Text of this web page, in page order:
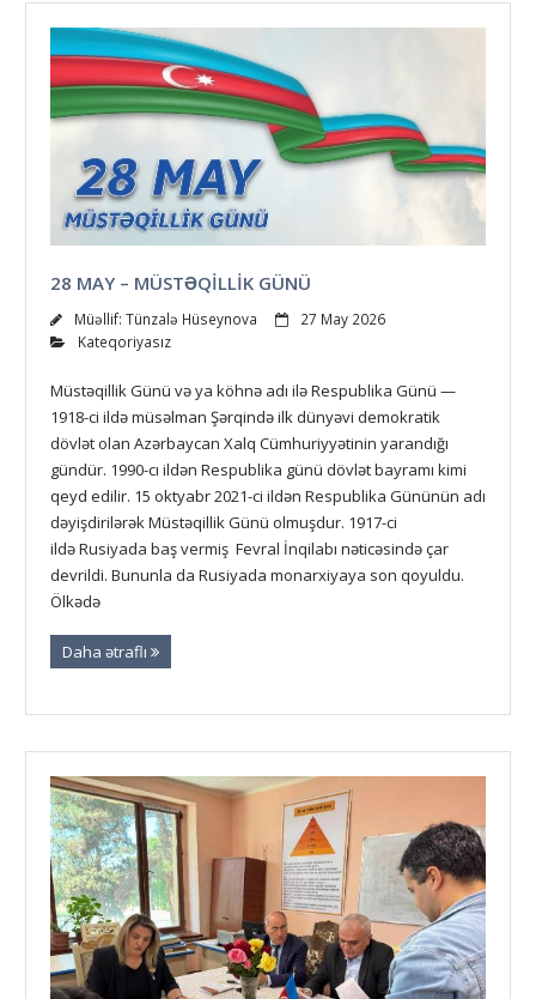
28 MAY – MÜSTƏQILLIK GÜNÜ
Müəllif: Tünzalə Hüseynova
27 May 2026
Kateqoriyasız
Müstəqillik Günü və ya köhnə adı ilə Respublika Günü —
1918-ci ildə müsəlman Şərqində ilk dünyəvi demokratik
dövlət olan Azərbaycan Xalq Cümhuriyyətinin yarandığı
gündür. 1990-cı ildən Respublika günü dövlət bayramı kimi
qeyd edilir. 15 oktyabr 2021-ci ildən Respublika Gününün adı
dəyişdirilərək Müstəqillik Günü olmuşdur. 1917-ci
ildə Rusiyada baş vermiş Fevral İnqilabı nəticəsində çar
devrildi. Bununla da Rusiyada monarxiyaya son qoyuldu.
Ölkədə
Daha ətraflı